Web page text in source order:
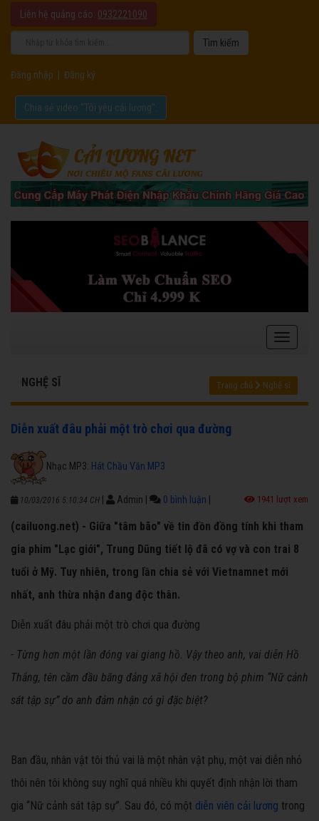
Liên hệ quảng cáo: 0932221090
Đăng nhập Đăng ký
Chia sẻ video "Tôi yêu cải lương".
NGHỆ SĨ Trang chủ Nghệ sĩ
Diễn xuất đâu phải một trò chơi qua đường
Nhạc MP3: Hát Chầu Văn MP3
10/03/2016 5:10:34 CH Admin 0 bình luận 1941 lượt xem
(cailuong.net) - Giữa "tâm bão" về tin đồn đồng tính khi tham
gia phim "Lạc giới", Trung Dũng tiết lộ đã có vợ và con trai 8
tuổi ở Mỹ. Tuy nhiên, trong lần chia sẻ với Vietnamnet mới
nhất, anh thừa nhận đang độc thân.
Diễn xuất đâu phải một trò chơi qua đường
- Từng hơn một lần đóng vai giang hồ. Vậy theo anh, vai diễn Hồ
Thắng, tên cầm đầu băng đảng xã hội đen trong bộ phim “Nữ cảnh
sát tập sự” do anh đảm nhận có gì đặc biệt?
Ban đầu, nhân vật tôi thủ vai là một nhân vật phụ, một vai diễn nhỏ
thôi nên tôi không suy nghĩ quá nhiều khi quyết định nhận lời tham
gia “Nữ cảnh sát tập sự”. Sau đó, có một diễn viên cải lương trong